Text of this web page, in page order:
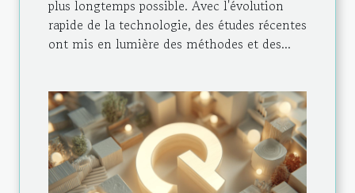
plus longtemps possible. Avec l'évolution
rapide de la technologie, des études récentes
ont mis en lumière des méthodes et des...